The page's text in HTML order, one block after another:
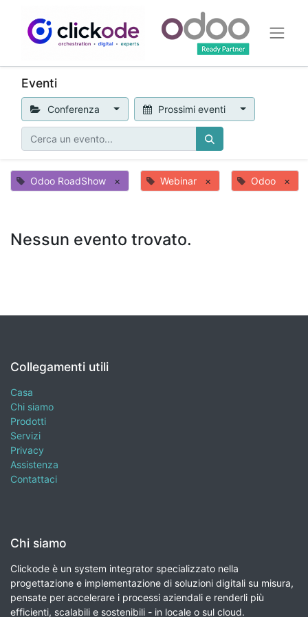
Eventi
Conferenza Prossimi eventi
Odoo RoadShow × Webinar × Odoo ×
Nessun evento trovato.
Collegamenti utili
Casa
Chi siamo
Prodotti
Servizi
Privacy
Assistenza
Contattaci
Chi siamo
Clickode è un system integrator specializzato nella
progettazione e implementazione di soluzioni digitali su misura,
pensate per accelerare i processi aziendali e renderli più
efficienti, scalabili e sostenibili - in locale o sul cloud.